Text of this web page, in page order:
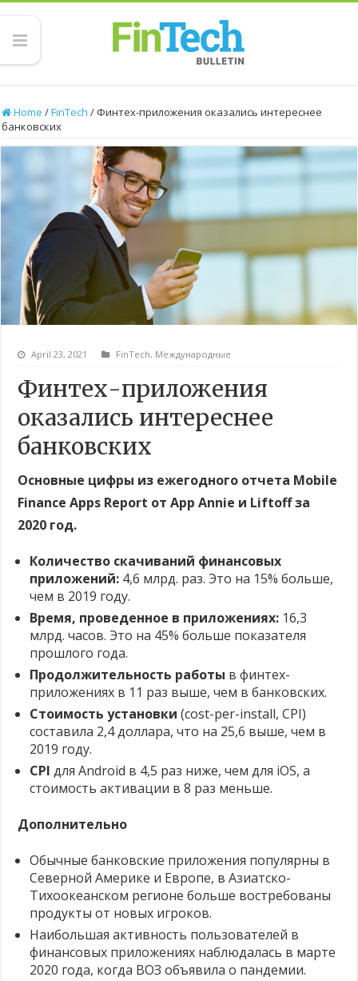
Home /FinTech / Финтех-приложения оказались интереснее
банковских
April 23, 2021 FinTech, Международные
Финтех-приложения
оказались интереснее
банковских
Основные цифры из ежегодного отчета Mobile
Finance Apps Report от App Annie и Liftoff за
2020 год.
Количество скачиваний финансовых
приложений: 4,6 млрд. раз. Это на 15% больше,
чем в 2019 году.
Время, проведенное в приложениях: 16,3
млрд. часов. Это на 45% больше показателя
прошлого года.
Продолжительность работы в финтех-
приложениях в 11 раз выше, чем в банковских.
Стоимость установки (cost-per-install, CPI)
составила 2,4 доллара, что на 25,6 выше, чем в
2019 году.
CPI для Android в 4,5 раз ниже, чем для iOS, а
стоимость активации в 8 раз меньше.
Дополнительно
Обычные банковские приложения популярны в
Северной Америке и Европе, в Азиатско-
Тихоокеанском регионе больше востребованы
продукты от новых игроков.
Наибольшая активность пользователей в
финансовых приложениях наблюдалась в марте
2020 года, когда ВОЗ объявила о пандемии.